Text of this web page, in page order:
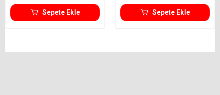
Sepete Ekle Sepete Ekle